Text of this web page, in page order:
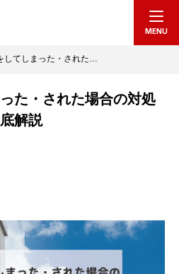
MENU
してしまった・された…
た・された場合の対処
解説